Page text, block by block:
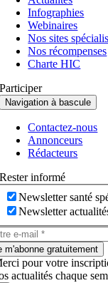
Infographies
Webinaires
Nos sites
Nos récompenses
Charte HIC
Participer
Navigation à bascule
Contactez-nous
Annonceurs
Rédacteurs
Rester informé
Newsletter santé
Newsletter
m'abonne gratuitement
pour votre
actualités chaque